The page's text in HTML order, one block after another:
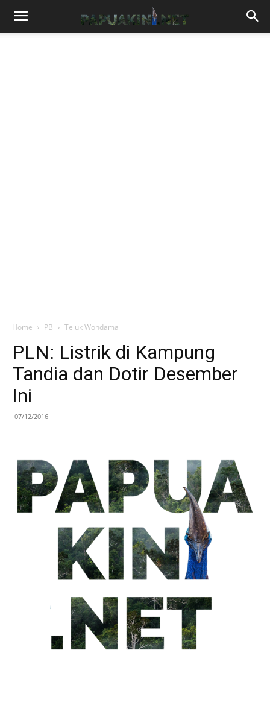
Home PB Teluk Wondama
PLN: Listrik di Kampung
Tandia dan Dotir Desember
Ini
07/12/2016